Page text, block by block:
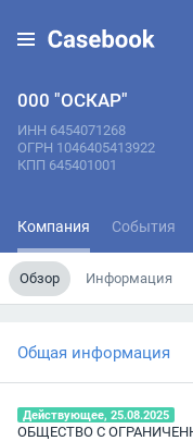
000 "ОСКАР"
ИНН 6454071268
ОГРН 1046405413922
КПП 645401001
Компания События
Обзор Информация
Общая информация
Действующее, 25.08.2025
ОБЩЕСТВО С